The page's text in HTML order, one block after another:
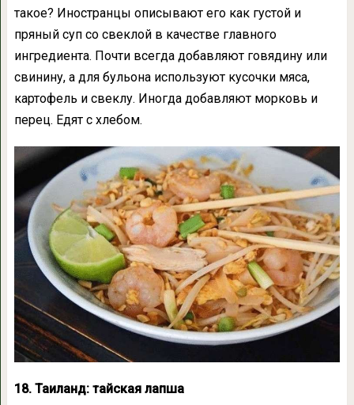
такое? Иностранцы описывают его как густой и
пряный суп со свеклой в качестве главного
ингредиента. Почти всегда добавляют говядину или
свинину, а для бульона используют кусочки мяса,
картофель и свеклу. Иногда добавляют морковь и
перец. Едят с хлебом.
18. Таиланд: тайская лапша